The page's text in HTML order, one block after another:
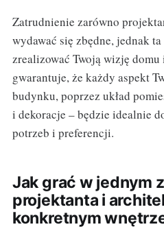
Zatrudnienie zarówno
wydawać się zbędne, jednak
zrealizować Twoją wizję domu
gwarantuje, że każdy aspekt
budynku, poprzez układ
i dekoracje – będzie idealnie
potrzeb i preferencji.
Jak grać w jednym
projektanta i
konkretnym